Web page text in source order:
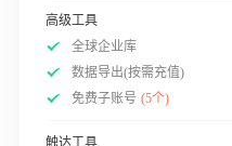
高级工具
全球企业库
数据导出(按需充值)
免费子账号 (5个)